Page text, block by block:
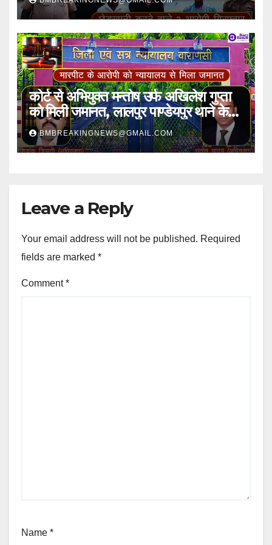
अभियुक्तगण गिरफ्तार
कोर्ट से अभियुक्त मन्तोष उर्फ अखिलेश गुप्ता
को मिली जमानत, लालपुर पाण्डेयपुर थाने के
मामले में मिली राहत
BMBREAKINGNEWS@GMAIL.COM
Leave a Reply
Your email address will not be published. Required
fields are marked *
Comment*
Name *